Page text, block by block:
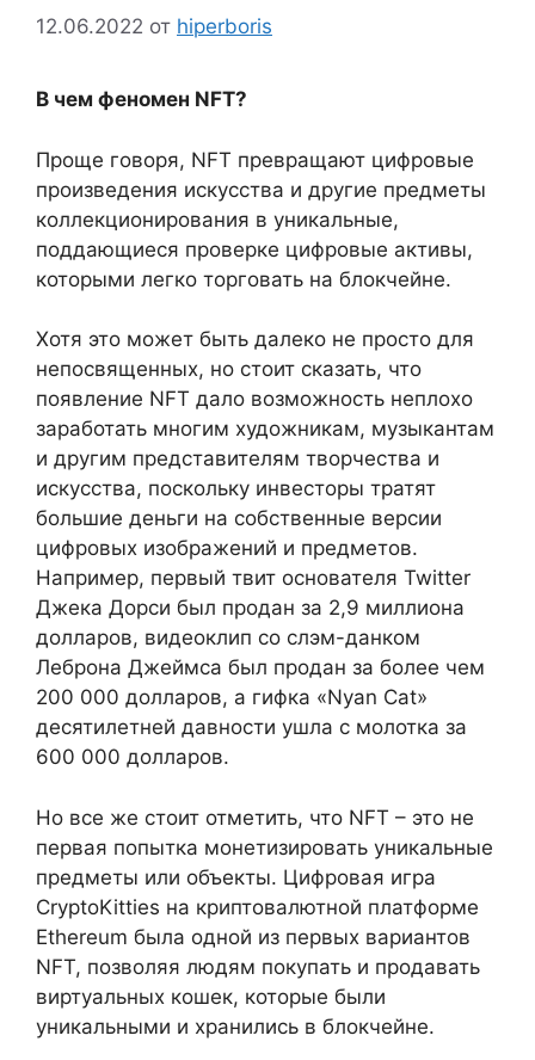
12.06.2022 от hiperboris
В чем феномен NFT?
Проще говоря, NFT превращают цифровые
произведения искусства и другие предметы
коллекционирования в уникальные,
поддающиеся проверке цифровые активы,
которыми легко торговать на блокчейне.
Хотя это может быть далеко не просто для
непосвященных, но стоит сказать, что
появление NFT дало возможность неплохо
заработать многим художникам, музыкантам
и другим представителям творчества и
искусства, поскольку инвесторы тратят
большие деньги на собственные версии
цифровых изображений и предметов.
Например, первый твит основателя Twitter
Джека Дорси был продан за 2,9 миллиона
долларов, видеоклип со слэм-данком
Леброна Джеймса был продан за более чем
200 000 долларов, а гифка «Nyan Cat»
десятилетней давности ушла с молотка за
600 000 долларов.
Но все же стоит отметить, что NFT – это не
первая попытка монетизировать уникальные
предметы или объекты. Цифровая игра
CryptoKitties на криптовалютной платформе
Ethereum была одной из первых вариантов
NFT, позволяя людям покупать и продавать
виртуальных кошек, которые были
уникальными и хранились в блокчейне.